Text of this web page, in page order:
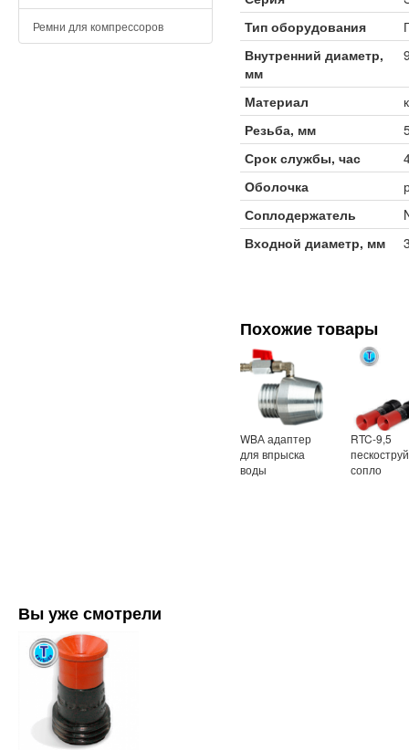
Ремни для компрессоров
Тип оборудования
Внутренний диаметр,
мм
Материал
Резьба, мм
Срок службы, час
Оболочка
Соплодержатель
Входной диаметр, мм
Похожие товары
WBА адаптер
для впрыска
воды
RTC-9,5
сопло
Вы уже смотрели